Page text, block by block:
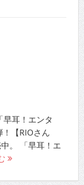
早耳！エンタ
【RIOさん
。 「早耳！エ